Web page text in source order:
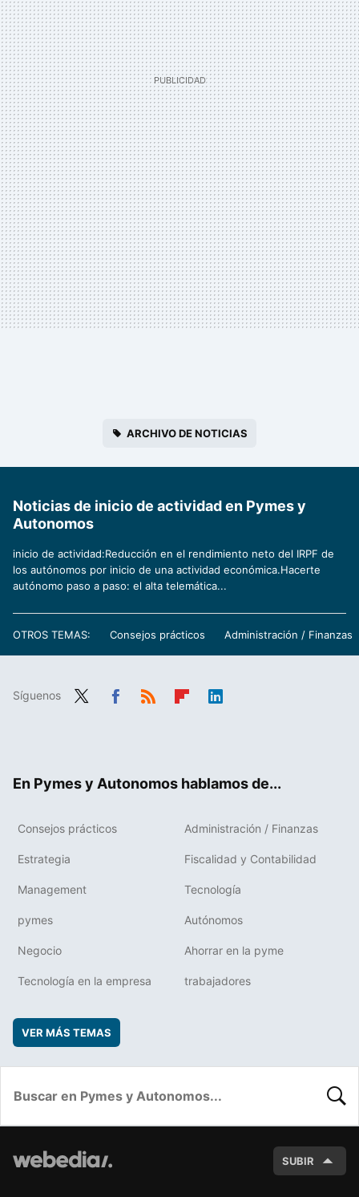
ARCHIVO DE NOTICIAS
Noticias de inicio de actividad en Pymes y
Autonomos
inicio de actividad:Reducción en el rendimiento neto del IRPF de
los autónomos por inicio de una actividad económica.Hacerte
autónomo paso a paso: el alta telemática...
OTROS TEMAS: Consejos prácticos Administración / Finanzas
Síguenos
En Pymes y Autonomos hablamos de...
Consejos prácticos Administración / Finanzas
Estrategia Fiscalidad y Contabilidad
Management Tecnología
pymes Autónomos
Negocio Ahorrar en la pyme
Tecnología en la empresa trabajadores
VER MÁS TEMAS
SUBIR